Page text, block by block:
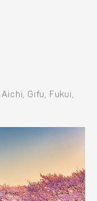
Aichi, Gifu, Fukui,